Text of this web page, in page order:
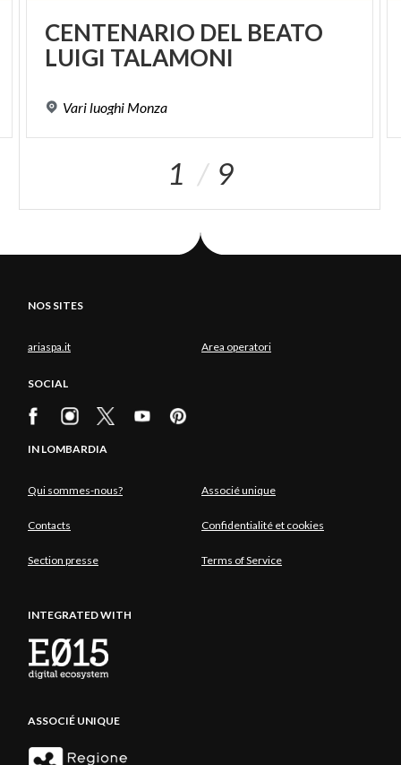
CENTENARIO DEL BEATO
LUIGI TALAMONI
Variluoghi Monza
1 9
NOS SITES
ariaspa.it Area operatori
SOCIAL
IN LOMBARDIA
Qui sommes-nous? Associé unique
Contacts Confidentialité et cookies
Section presse Terms of Service
INTEGRATED WITH
ASSOCIÉ UNIQUE